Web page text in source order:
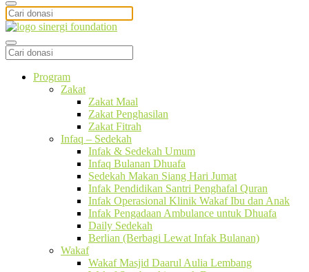
Program
Zakat
Zakat Maal
Zakat Penghasilan
Zakat Fitrah
Infaq – Sedekah
Infak & Sedekah Umum
Infaq Bulanan Dhuafa
Sedekah Makan Siang Hari Jumat
Infak Pendidikan Santri Penghafal Quran
Infak Operasional Klinik Wakaf Ibu dan Anak
Infak Pengadaan Ambulance untuk Dhuafa
Daily Sedekah
Berlian (Berbagi Lewat Infak Bulanan)
Wakaf
Wakaf Masjid Daarul Aulia Lembang